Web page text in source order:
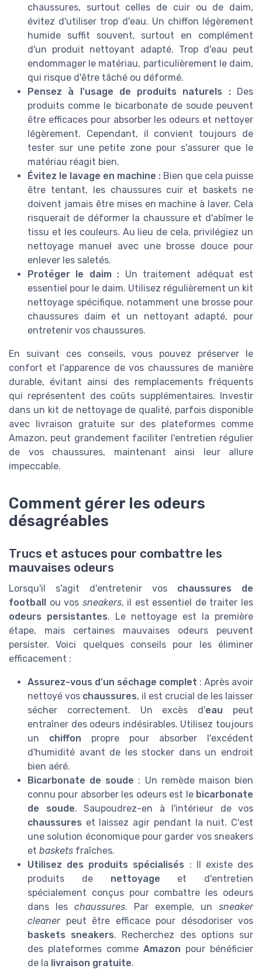
chaussures, surtout celles de cuir ou de daim,
évitez d'utiliser trop d'eau. Un chiffon légèrement
humide suffit souvent, surtout en complément
d'un produit nettoyant adapté. Trop d'eau peut
endommager le matériau, particulièrement le daim,
qui risque d'être tâché ou déformé.
Pensez à l'usage de produits naturels :Des
produits comme le bicarbonate de soude peuvent
être efficaces pour absorber les odeurs et nettoyer
légèrement. Cependant, il convient toujours de
tester sur une petite zone pour s'assurer que le
matériau réagit bien.
Évitez le lavage en machine : Bien que cela puisse
être tentant, les chaussures cuir et baskets ne
doivent jamais être mises en machine à laver. Cela
risquerait de déformer la chaussure et d'abîmer le
tissu et les couleurs. Au lieu de cela, privilégiez un
nettoyage manuel avec une brosse douce pour
enlever les saletés.
Protéger le daim : Un traitement adéquat est
essentiel pour le daim. Utilisez régulièrement un kit
nettoyage spécifique, notamment une brosse pour
chaussures daim et un nettoyant adapté, pour
entretenir vos chaussures.
En suivant ces conseils, vous pouvez préserver le
confort et l'apparence de vos chaussures de manière
durable, évitant ainsi des remplacements fréquents
qui représentent des coûts supplémentaires. Investir
dans un kit de nettoyage de qualité, parfois disponible
avec livraison gratuite sur des plateformes comme
Amazon, peut grandement faciliter l'entretien régulier
de vos chaussures, maintenant ainsi leur allure
impeccable.
Comment gérer les odeurs
désagréables
Trucs et astuces pour combattre les
mauvaises odeurs
Lorsqu'il s'agit d'entretenir vos chaussures de
football
ou vos sneakers, il est essentiel de traiter les
odeurs persistantes. Le nettoyage est la première
étape, mais certaines mauvaises odeurs peuvent
persister. Voici quelques conseils pour les éliminer
efficacement :
Assurez-vous d'un séchage complet : Après avoir
nettoyé vos chaussures, il est crucial de les laisser
sécher correctement. Un excès d'eau peut
entraîner des odeurs indésirables. Utilisez toujours
un chiffon propre pour absorber l'excédent
d'humidité avant de les stocker dans un endroit
bien aéré.
Bicarbonate de soude : Un remède maison bien
connu pour absorber les odeurs est le bicarbonate
de soude. Saupoudrez-en à l'intérieur de vos
chaussures et laissez agir pendant la nuit. C'est
une solution économique pour garder vos sneakers
et baskets fraîches.
Utilisez des produits spécialisés : Il existe des
produits de nettoyage et d'entretien
spécialement conçus pour combattre les odeurs
dans les chaussures. Par exemple, un sneaker
cleanerpeut être efficace pour désodoriser vos
baskets sneakers. Recherchez des options sur
des plateformes comme Amazon pour bénéficier
de la livraison gratuite.